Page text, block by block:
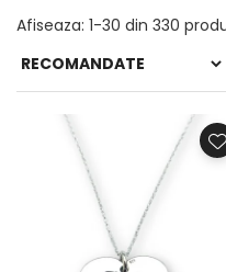
Afiseaza: 1-30 din 330